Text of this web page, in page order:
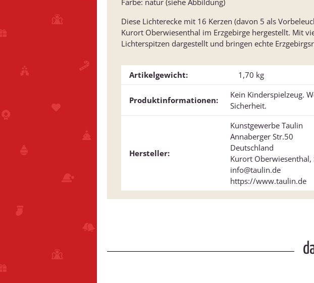
Farbe: natur (siehe Abbildung)
Diese Lichterecke mit 16 Kerzen (davon 5 als
Kurort Oberwiesenthal im Erzgebirge hergestellt. Mit
Lichterspitzen dargestellt und bringen echte
Artikelgewicht: 1,70 kg
Produktinformationen:
Kein Kinderspielzeug.
Sicherheit.
Hersteller:
Kunstgewerbe Taulin
Annaberger Str.50
Deutschland
Kurort Oberwiesenthal,
info@taulin.de
https://www.taulin.de